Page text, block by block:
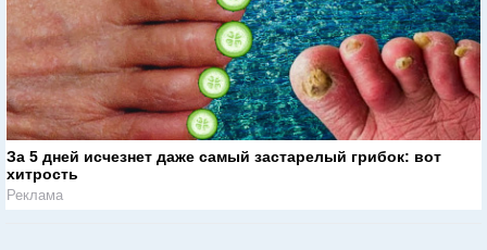
За 5 дней исчезнет даже самый застарелый грибок: вот
хитрость
Реклама